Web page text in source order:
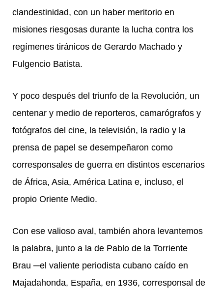
clandestinidad, con un haber meritorio en
misiones riesgosas durante la lucha contra los
regímenes tiránicos de Gerardo Machado y
Fulgencio Batista.
Y poco después del triunfo de la Revolución, un
centenar y medio de reporteros, camarógrafos y
fotógrafos del cine, la televisión, la radio y la
prensa de papel se desempeñaron como
corresponsales de guerra en distintos escenarios
de África, Asia, América Latina e, incluso, el
propio Oriente Medio.
Con ese valioso aval, también ahora levantemos
la palabra, junto a la de Pablo de la Torriente
Brau ─el valiente periodista cubano caído en
Majadahonda, España, en 1936, corresponsal de